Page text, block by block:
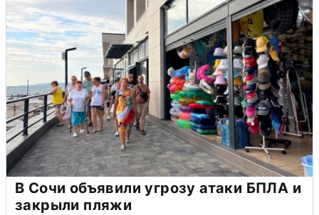
В Сочи объявили угрозу атаки БПЛА и
закрыли пляжи